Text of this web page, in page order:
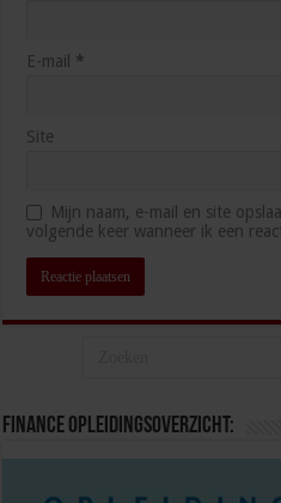
E-mail *
Site
Mijn naam, e-mail en site
volgende keer wanneer ik een
Finance opleidingsoverzicht: